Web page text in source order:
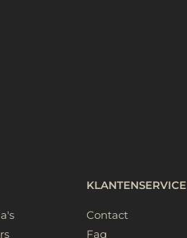
KLANTENSERVICE
Contact
Faq